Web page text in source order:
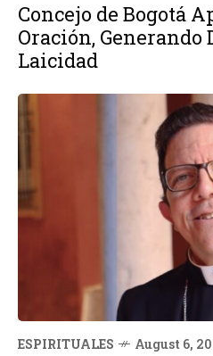
Concejo de Bogotá
Oración, Generando
Laicidad
ESPIRITUALES August 6,